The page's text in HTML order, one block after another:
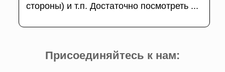
стороны) и т.п. Достаточно посмотреть ...
Присоединяйтесь к нам: